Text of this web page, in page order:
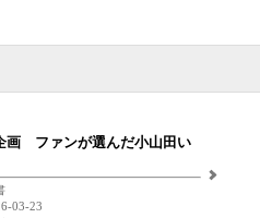
画 ファンが選んだ小山田い
03-23